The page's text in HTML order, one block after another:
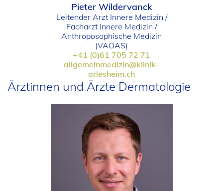
Pieter Wildervanck
Leitender Arzt Innere Medizin /
Facharzt Innere Medizin /
Anthroposophische Medizin
(VAOAS)
+41 (0)61 705 72 71
allgemeinmedizin@klinik-
arlesheim.ch
Ärztinnen und Ärzte Dermatologie